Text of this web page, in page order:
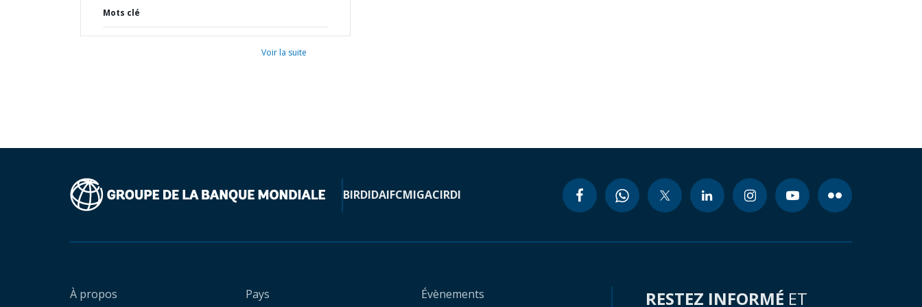
Mots clé
Voir la suite
BIRDIDAIFCMIGACIRDI
À propos Pays Évènements RESTEZ INFORMÉ ET